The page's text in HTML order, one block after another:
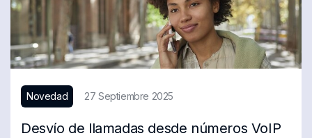
Novedad 27 Septiembre 2025
Desvío de llamadas desde números VoIP